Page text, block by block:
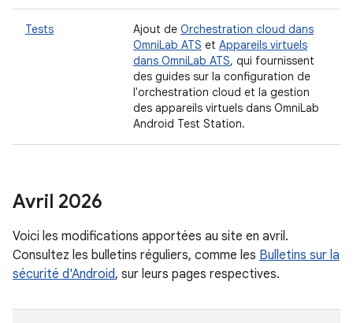
Tests Ajout de Orchestration cloud dans
OmniLab ATS et Appareils virtuels
dans OmniLab ATS, qui fournissent
des guides sur la configuration de
l'orchestration cloud et la gestion
des appareils virtuels dans OmniLab
Android Test Station.
Avril 2026
Voici les modifications apportées au site en avril.
Consultez les bulletins réguliers, comme les Bulletins sur la
sécurité d'Android, sur leurs pages respectives.